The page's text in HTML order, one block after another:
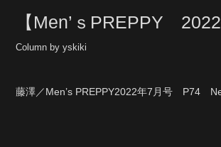
【Men’ｓPREPPY 2022
Column by yskiki
藤澤／Men’s PREPPY2022年7月号 P74